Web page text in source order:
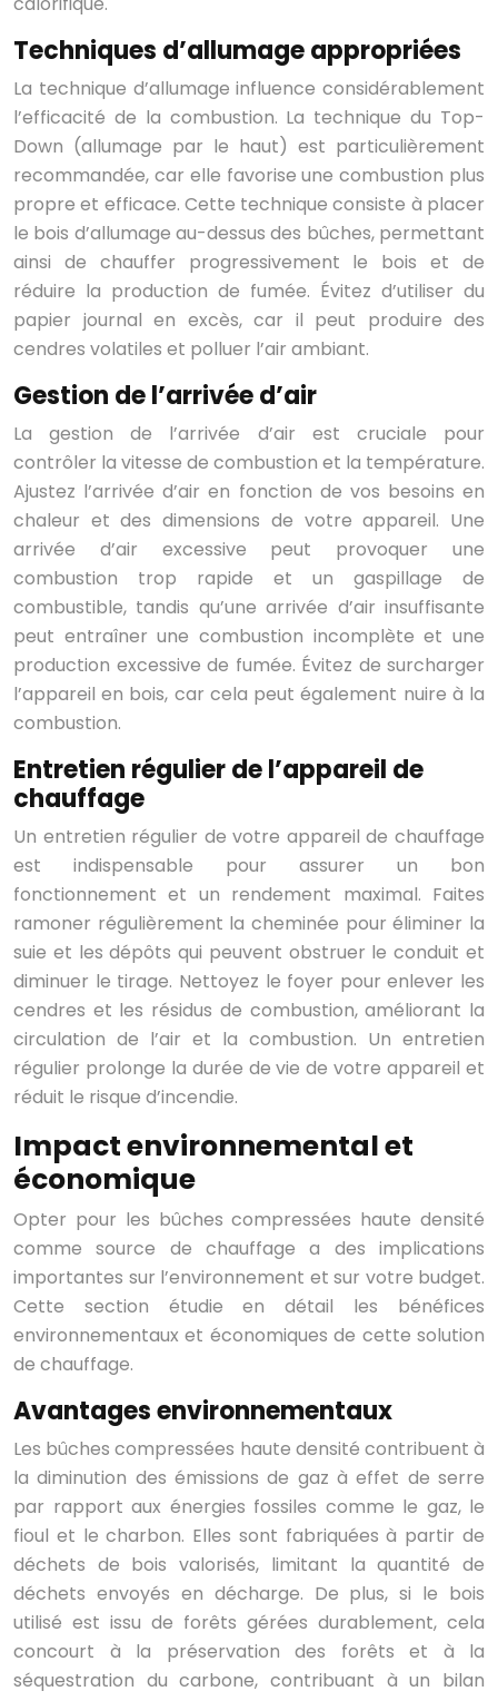
Techniques d’allumage appropriées
La technique d’allumage influence considérablement
l’efficacité de la combustion. La technique du Top-
Down (allumage par le haut) est particulièrement
recommandée, car elle favorise une combustion plus
propre et efficace. Cette technique consiste à placer
le bois d’allumage au-dessus des bûches, permettant
ainsi de chauffer progressivement le bois et de
réduire la production de fumée. Évitez d’utiliser du
papier journal en excès, car il peut produire des
cendres volatiles et polluer l’air ambiant.
Gestion de l’arrivée d’air
La gestion de l’arrivée d’air est cruciale pour
contrôler la vitesse de combustion et la température.
Ajustez l’arrivée d’air en fonction de vos besoins en
chaleur et des dimensions de votre appareil. Une
arrivée d’air excessive peut provoquer une
combustion trop rapide et un gaspillage de
combustible, tandis qu’une arrivée d’air insuffisante
peut entraîner une combustion incomplète et une
production excessive de fumée. Évitez de surcharger
l’appareil en bois, car cela peut également nuire à la
combustion.
Entretien régulier de l’appareil de
chauffage
Un entretien régulier de votre appareil de chauffage
est indispensable pour assurer un bon
fonctionnement et un rendement maximal. Faites
ramoner régulièrement la cheminée pour éliminer la
suie et les dépôts qui peuvent obstruer le conduit et
diminuer le tirage. Nettoyez le foyer pour enlever les
cendres et les résidus de combustion, améliorant la
circulation de l’air et la combustion. Un entretien
régulier prolonge la durée de vie de votre appareil et
réduit le risque d’incendie.
Impact environnemental et
économique
Opter pour les bûches compressées haute densité
comme source de chauffage a des implications
importantes sur l’environnement et sur votre budget.
Cette section étudie en détail les bénéfices
environnementaux et économiques de cette solution
de chauffage.
Avantages environnementaux
Les bûches compressées haute densité contribuent à
la diminution des émissions de gaz à effet de serre
par rapport aux énergies fossiles comme le gaz, le
fioul et le charbon. Elles sont fabriquées à partir de
déchets de bois valorisés, limitant la quantité de
déchets envoyés en décharge. De plus, si le bois
utilisé est issu de forêts gérées durablement, cela
concourt à la préservation des forêts et à la
séquestration du carbone, contribuant à un bilan